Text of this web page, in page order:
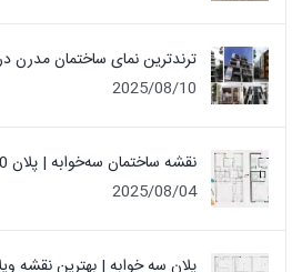
ترندترین نمای ساختمان مدرن
2025/08/10
نقشه ساختمان سه‌خوابه | پلان 10×18 اصلاح شده
2025/08/04
پلان سه خوابه | بهترین نقشه